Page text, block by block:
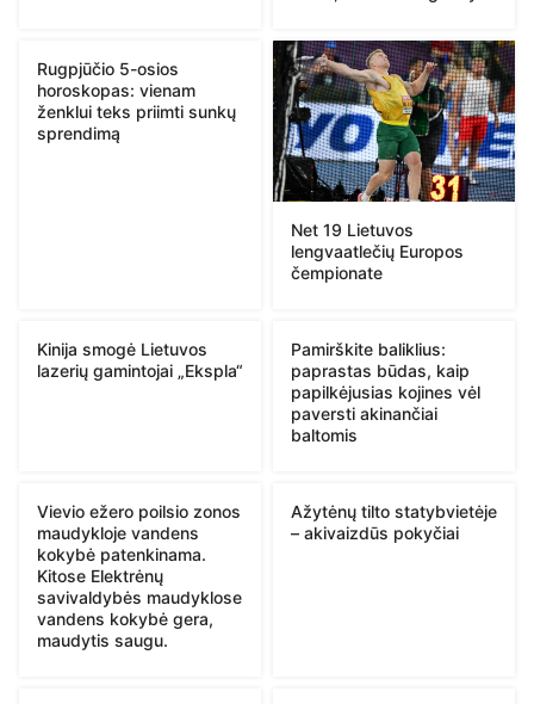
Rugpjūčio 5-osios
horoskopas: vienam
ženklui teks priimti sunkų
sprendimą
Net 19 Lietuvos
lengvaatlečių Europos
čempionate
Kinija smogė Lietuvos
lazerių gamintojai „Ekspla“
Pamirškite baliklius:
paprastas būdas, kaip
papilkėjusias kojines vėl
paversti akinančiai
baltomis
Vievio ežero poilsio zonos
maudykloje vandens
kokybė patenkinama.
Kitose Elektrėnų
savivaldybės maudyklose
vandens kokybė gera,
maudytis saugu.
Ažytėnų tilto statybvietėje
– akivaizdūs pokyčiai